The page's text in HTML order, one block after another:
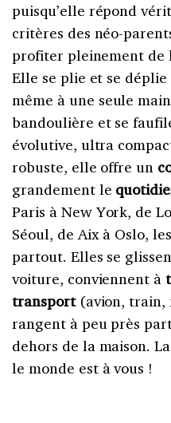
puisqu’elle répond
critères des néo-
profiter pleinement de
Elle se plie et se
même à une seule
bandoulière et se
évolutive, ultra
robuste, elle offre un
grandement le
Paris à New York, de
Séoul, de Aix à Oslo,
partout. Elles se
voiture, conviennent à
transport(avion, train,
rangent à peu près
dehors de la maison.
le monde est à vous !